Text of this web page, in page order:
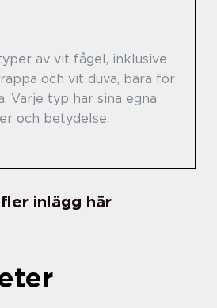
av vit fågel, inklusive
och vit duva, bara för
Varje typ har sina egna
och betydelse.
inlägg här